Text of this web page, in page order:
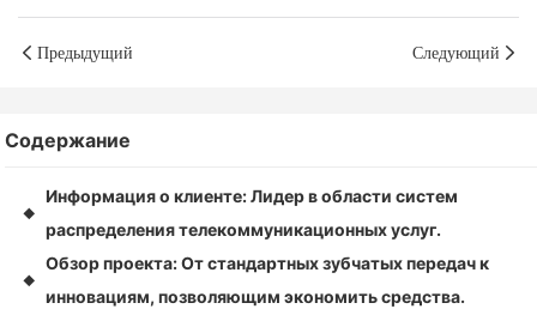
Предыдущий Следующий
Содержание
◆
Информация о клиенте: Лидер в области систем
распределения телекоммуникационных услуг.
◆
Обзор проекта: От стандартных зубчатых передач к
инновациям, позволяющим экономить средства.